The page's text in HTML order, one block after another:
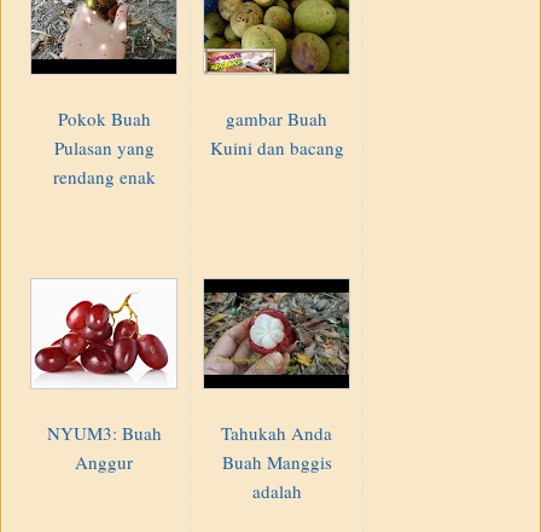
Pokok Buah
Pulasan yang
rendang enak
gambar Buah
Kuini dan bacang
NYUM3: Buah
Anggur
Tahukah Anda
Buah Manggis
adalah